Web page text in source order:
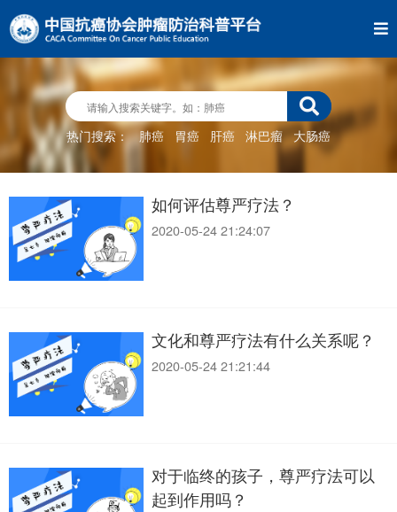
热门搜索： 肺癌 胃癌 肝癌 淋巴瘤 大肠癌
如何评估尊严疗法？
2020-05-24 21:24:07
文化和尊严疗法有什么关系呢？
2020-05-24 21:21:44
对于临终的孩子，尊严疗法可以
起到作用吗？